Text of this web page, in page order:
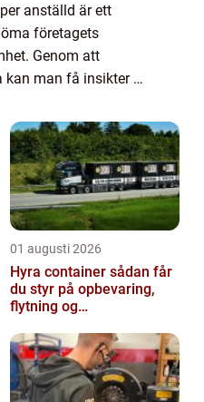
anställd är ett
företagets
Genom att
kan man få insikter i
artikel kommer...
01 augusti 2026
Hyra container sådan får
du styr på opbevaring,
flytning og